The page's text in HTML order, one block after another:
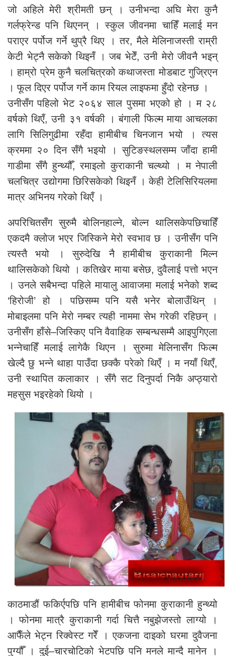
जो अहिले मेरी श्रीमती छन् । उनीभन्दा अघि मेरा कुनै
गर्लफ्रेन्ड पनि थिएनन् । स्कुल जीवनमा चाहिँ मलाई मन
पराएर पर्पोज गर्ने थुप्रै थिए । तर, मैले मेलिनाजस्ती राम्री
केटी भेट्नै सकेको थिइनँ । जब भेटेँ, उनी मेरो जीवनै भइन्
। हाम्रो प्रेम कुनै चलचित्रको कथाजस्ता मोडबाट गुज्रिएन
। फूल दिएर पर्पोज गर्ने काम रियल लाइफमा हुँदो रहेनछ ।
उनीसँग पहिलो भेट २०६४ साल पुसमा भएको हो । म २८
वर्षको थिएँ, उनी ३१ वर्षकी । बंगाली फिल्म माया आचलका
लागि सिलिगुढीमा रहँदा हामीबीच चिनजान भयो । त्यस
क्रममा २० दिन सँगै भइयो । सुटिङस्थलसम्म जाँदा हामी
गाडीमा सँगै हुन्थ्यौँ, रमाइलो कुराकानी चल्थ्यो । म नेपाली
चलचित्र उद्योगमा छिरिसकेको थिइनँ । केही टेलिसिरियलमा
मात्र अभिनय गरेको थिएँ ।
अपरिचितसँग सुरुमै बोलिनहाल्ने, बोल्न थालिसकेपछिचाहिँ
एकदमै क्लोज भएर जिस्किने मेरो स्वभाव छ । उनीसँग पनि
त्यस्तै भयो । सुरुदेखि नै हामीबीच कुराकानी मिल्न
थालिसकेको थियो । कतिखेर माया बसेछ, दुवैलाई पत्तो भएन
। उनले सबैभन्दा पहिले मायालु आवाजमा मलाई भनेको शब्द
‘हिरोजी’ हो । पछिसम्म पनि यसै भनेर बोलाउँथिन् ।
मोबाइलमा पनि मेरो नम्बर त्यही नाममा सेभ गरेकी रहिछन् ।
उनीसँग हाँसे–जिस्किए पनि वैवाहिक सम्बन्धसम्मै आइपुगिएला
भन्नेचाहिँ मलाई लागेकै थिएन । सुरुमा मेलिनासँग फिल्म
खेल्दै छु भन्ने थाहा पाउँदा छक्कै परेको थिएँ । म नयाँ थिएँ,
उनी स्थापित कलाकार । सँगै सट दिनुपर्दा निकै अप्ठ्यारो
महसुस भइरहेको थियो ।
काठमाडौं फकिर्एपछि पनि हामीबीच फोनमा कुराकानी हुन्थ्यो
। फोनमा मात्रै कुराकानी गर्दा चित्तै नबुझेजस्तो लाग्यो ।
आफैँले भेट्न रिक्वेस्ट गरेँ । एकजना दाइको घरमा दुवैजना
पुग्यौँ । दुई–चारचोटिको भेटपछि पनि मनले मान्दै मानेन ।